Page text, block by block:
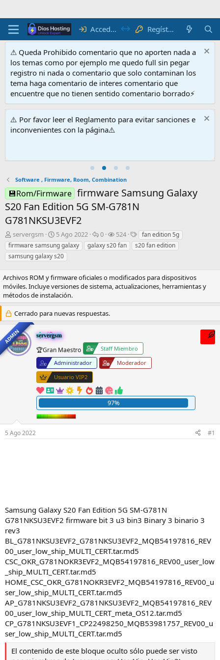
Acceder Regístrate
⚠ Queda Prohibido comentario que no aporten nada a
los temas como por ejemplo me quedo full sin pegar
registro ni nada o comentario que solo contaminan los
tema haga comentario de interes comentario que
encuentre que no tienen sentido comentario borrado⚡
⚠️ Por favor leer el Reglamento para evitar sanciones e
inconvenientes con la página⚠️
Software , Firmware, Room, Combination
💾Rom/Firmware firmware Samsung Galaxy
S20 Fan Edition 5G SM-G781N
G781NKSU3EVF2
I
n
i
c
a
d
o
r
d
e
l
t
e
m
servergsm
F
e
c
h
d
e
i
n
i
c
i
o
5 Ago 2022
R
e
s
e
s
a
s
0
V
i
s
a
s
524
E
t
i
e
t
s
fan edition 5g
firmware samsung galaxy
galaxy s20 fan
s20 fan edition
samsung galaxy s20
Archivos ROM y firmware oficiales o modificados para dispositivos
móviles. Incluye versiones de sistema, actualizaciones, herramientas y
métodos de instalación.
Cerrado para nuevas respuestas.
ADMIN servergsm
🏆Gran Maestro
Staff Miembro
Administrador
Moderador
Usuario VIP2
97%
5 Ago 2022 #1
Samsung Galaxy S20 Fan Edition 5G SM-G781N
G781NKSU3EVF2 firmware bit 3 u3 bin3 Binary 3 binario 3
rev3
BL_G781NKSU3EVF2_G781NKSU3EVF2_MQB54197816_REV
00_user_low_ship_MULTI_CERT.tar.md5
CSC_OKR_G781NOKR3EVF2_MQB54197816_REV00_user_low
_ship_MULTI_CERT.tar.md5
HOME_CSC_OKR_G781NOKR3EVF2_MQB54197816_REV00_u
ser_low_ship_MULTI_CERT.tar.md5
AP_G781NKSU3EVF2_G781NKSU3EVF2_MQB54197816_REV
00_user_low_ship_MULTI_CERT_meta_OS12.tar.md5
CP_G781NKSU3EVF1_CP22498250_MQB53981757_REV00_u
ser_low_ship_MULTI_CERT.tar.md5
El contenido de este bloque oculto sólo puede ser visto